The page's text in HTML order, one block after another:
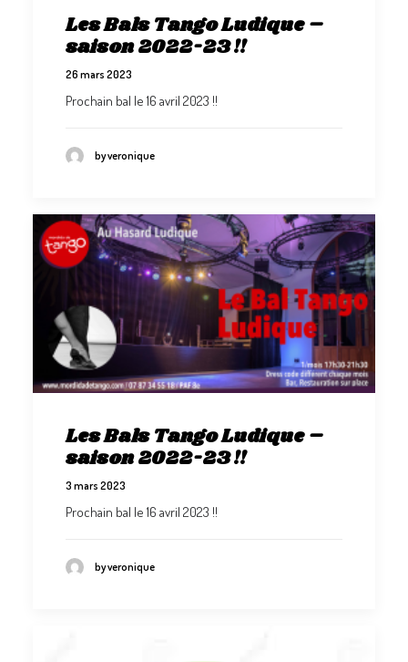
Les Bals Tango Ludique –
saison 2022-23 !!
26 mars 2023
Prochain bal le 16 avril 2023 !!
by veronique
Les Bals Tango Ludique –
saison 2022-23 !!
3 mars 2023
Prochain bal le 16 avril 2023 !!
by veronique